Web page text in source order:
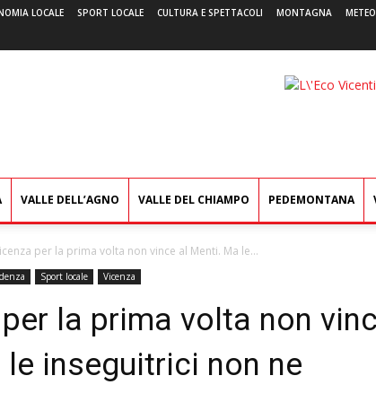
LOCALE SPORT LOCALE CULTURA E SPETTACOLI MONTAGNA METEO
L'Eco
VALLE DELL’AGNO VALLE DEL CHIAMPO PEDEMONTANA
per la prima volta non vince al Menti. Ma le...
Sport locale Vicenza
la prima volta non
inseguitrici non ne